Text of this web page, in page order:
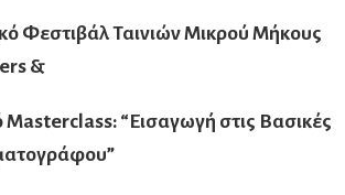
ΦεστιβάλΤαινιώνΜικρού Μήκους
&
Masterclass: “Εισαγωγή στις Βασικές